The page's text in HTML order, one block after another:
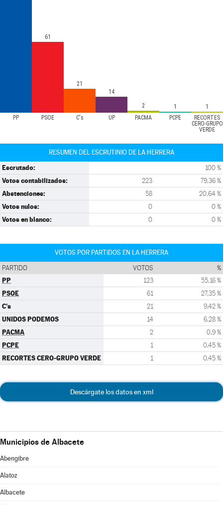
PP PSOE C's UP PACMA PCPE
RECORTES
CERO-GRUPO
VERDE
61
21
14
2
1 1
RESUMEN DEL ESCRUTINIO DE LA HERRERA
Escrutado: 100 %
Votos contabilizados: 223 79,36 %
Abstenciones: 58 20,64 %
Votos nulos: 0 0 %
Votos en blanco: 0 0 %
VOTOS POR PARTIDOS EN LA HERRERA
PARTIDO VOTOS %
PP 123 55,16 %
PSOE 61 27,35 %
C's 21 9,42 %
UNIDOS PODEMOS 14 6,28 %
PACMA 2 0,9 %
PCPE 1 0,45 %
RECORTES CERO-GRUPO VERDE 1 0,45 %
Descárgate los datos en xml
Municipios de Albacete
Abengibre
Alatoz
Albacete